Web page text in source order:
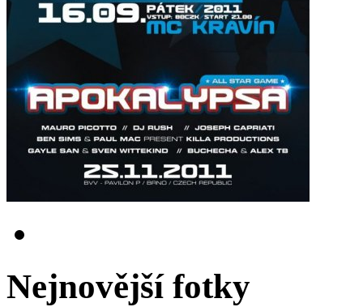
Nejnovější fotky